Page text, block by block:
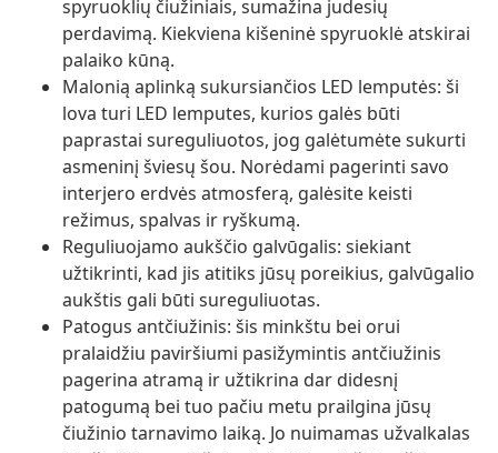
spyruoklių čiužiniais, sumažina judesių
perdavimą. Kiekviena kišeninė spyruoklė atskirai
palaiko kūną.
Malonią aplinką sukursiančios LED lemputės: ši
lova turi LED lemputes, kurios galės būti
paprastai sureguliuotos, jog galėtumėte sukurti
asmeninį šviesų šou. Norėdami pagerinti savo
interjero erdvės atmosferą, galėsite keisti
režimus, spalvas ir ryškumą.
Reguliuojamo aukščio galvūgalis: siekiant
užtikrinti, kad jis atitiks jūsų poreikius, galvūgalio
aukštis gali būti sureguliuotas.
Patogus antčiužinis: šis minkštu bei orui
pralaidžiu paviršiumi pasižymintis antčiužinis
pagerina atramą ir užtikrina dar didesnį
patogumą bei tuo pačiu metu prailgina jūsų
čiužinio tarnavimo laiką. Jo nuimamas užvalkalas